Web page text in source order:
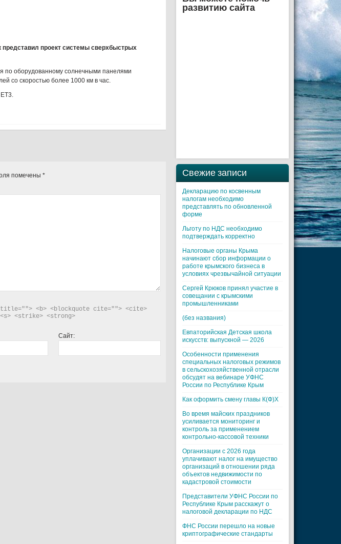
проект системы сверхбыстрых
по оборудованному солнечными панелями
со скоростью более 1000 км в час.
помечены *
<b> <blockquote cite=""> <cite>
<strike> <strong>
Сайт:
развитию сайта
Свежие записи
Декларацию по косвенным
налогам необходимо
представлять по обновленной
форме
Льготу по НДС необходимо
подтверждать корректно
Налоговые органы Крыма
начинают сбор информации о
работе крымского бизнеса в
условиях чрезвычайной ситуации
Cергей Крюков принял участие в
совещании с крымскими
промышленниками
(без названия)
Евпаторийская Детская школа
искусств: выпускной — 2026
Особенности применения
специальных налоговых режимов
в сельскохозяйственной отрасли
обсудят на вебинаре УФНС
России по Республике Крым
Как оформить смену главы К(Ф)Х
Во время майских праздников
усиливается мониторинг и
контроль за применением
контрольно-кассовой техники
Организации с 2026 года
уплачивают налог на имущество
организаций в отношении ряда
объектов недвижимости по
кадастровой стоимости
Представители УФНС России по
Республике Крым расскажут о
налоговой декларации по НДС
ФНС России перешло на новые
криптографические стандарты